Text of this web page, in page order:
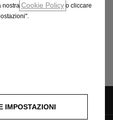
nostra Cookie Policy o cliccare
IMPOSTAZIONI